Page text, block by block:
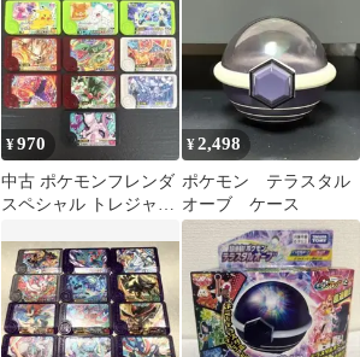
¥970
中古 ポケモンフレンダ
スペシャル トレジャー
ツー
¥2,498
ポケモン テラスタル
オーブ ケース